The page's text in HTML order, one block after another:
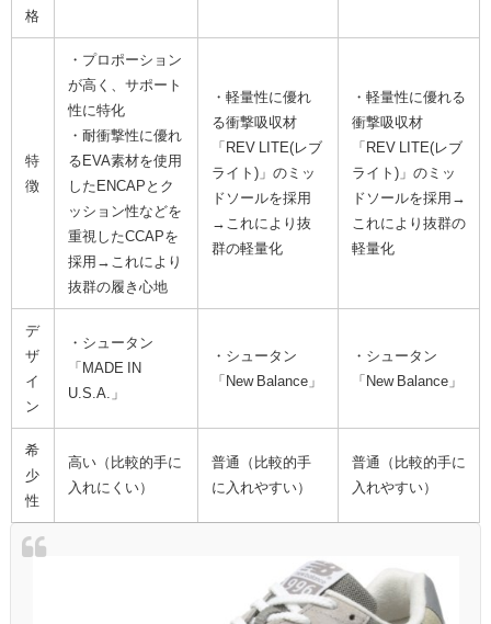
格
特
徴
・プロポーション
が高く、サポート
性に特化
・耐衝撃性に優れ
るEVA素材を使用
したENCAPとク
ッション性などを
重視したCCAPを
採用→これにより
抜群の履き心地
・軽量性に優れ
る衝撃吸収材
「REV LITE(レブ
ライト)」のミッ
ドソールを採用
→これにより抜
群の軽量化
・軽量性に優れる
衝撃吸収材
「REV LITE(レブ
ライト)」のミッ
ドソールを採用→
これにより抜群の
軽量化
デ
ザ
イ
ン
・シュータン
「MADE IN
U.S.A.」
・シュータン
「New Balance」
・シュータン
「New Balance」
希
少
性
高い（比較的手に
入れにくい）
普通（比較的手
に入れやすい）
普通（比較的手に
入れやすい）